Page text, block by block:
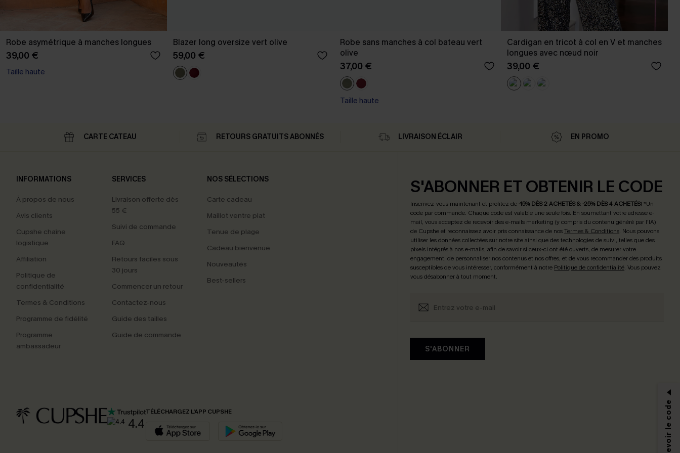
Robe asymétrique à manches longues
39,00 €
Taille haute
Blazer long oversize vert olive
59,00 €
Robe sans manches à col bateau vert
olive
37,00 €
Taille haute
Cardigan en tricot à col en V et manches
longues avec nœud noir
39,00 €
CARTE CATEAU RETOURS GRATUITS ABONNÉS LIVRAISON ÉCLAIR EN PROMO
INFORMATIONS
À propos de nous
Avis clients
Cupshe chaîne
logistique
Affiliation
Politique de
confidentialité
Termes & Conditions
Programme de fidélité
Programme
ambassadeur
SERVICES
Livraison offerte dès
55 €
Suivi de commande
FAQ
Retours faciles sous
30 jours
Commencer un retour
Contactez-nous
Guide des tailles
Guide de commande
NOS SÉLECTIONS
Carte cadeau
Maillot ventre plat
Tenue de plage
Cadeau bienvenue
Nouveautés
Best-sellers
4.4
TÉLÉCHARGEZ L’APP CUPSHE
S'ABONNER ET OBTENIR LE CODE
Inscrivez-vous maintenant et profitez de -15% DÈS 2 ACHETÉS & -25% DÈS 4 ACHETÉS! *Un
code par commande. Chaque code est valable une seule fois. En soumettant votre adresse e-
mail, vous acceptez de recevoir des e-mails marketing (y compris du contenu généré par l'IA)
de Cupshe et reconnaissez avoir pris connaissance de nosTermes & Conditions. Nous pouvons
utiliser les données collectées sur notre site ainsi que des technologies de suivi, telles que des
pixels intégrés à nos e-mails, afin de savoir si ceux-ci ont été ouverts, de mesurer votre
engagement, de personnaliser nos contenus et nos offres, et de vous recommander des produits
susceptibles de vous intéresser, conformément à notre Politique de confidentialité. Vous pouvez
vous désabonner à tout moment.
S'ABONNER